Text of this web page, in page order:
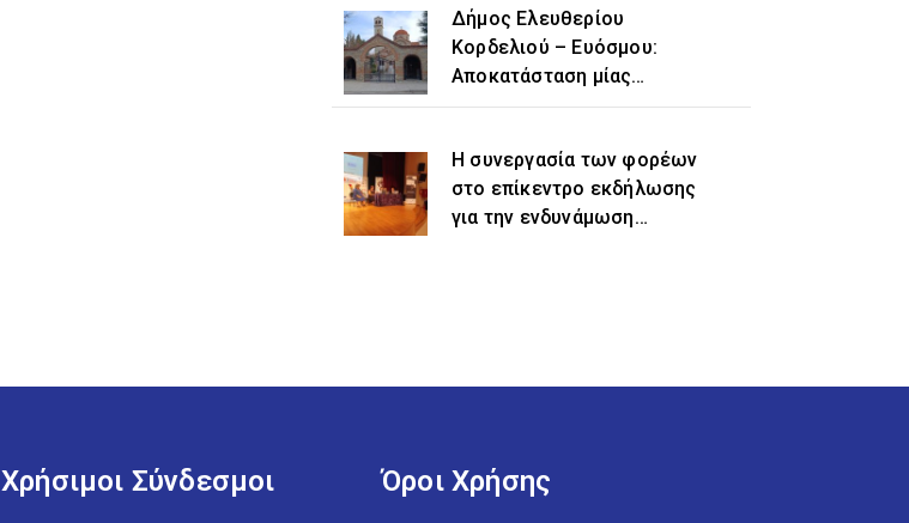
Δήμος Ελευθερίου
Κορδελιού – Ευόσμου:
Αποκατάσταση μίας
ιστορικής αδικίας η
«Ελευθέριο» στην
ονομασία του δήμου
Η συνεργασία των φορέων
στο επίκεντρο εκδήλωσης
για την ενδυνάμωση
Χρήσιμοι Σύνδεσμοι Όροι Χρήσης